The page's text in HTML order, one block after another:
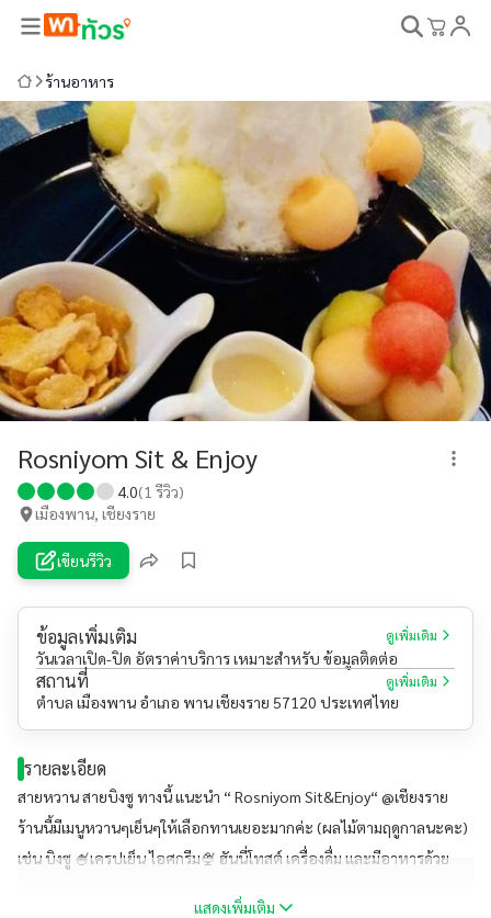
ร้านอาหาร
Rosniyom Sit & Enjoy
4.0(1 รีวิว)
เมืองพาน, เชียงราย
เขียนรีวิว
ข้อมูลเพิ่มเติม ดูเพิ่มเติม
วันเวลาเปิด-ปิด อัตราค่าบริการ เหมาะสำหรับ ข้อมูลติดต่อ
สถานที่ ดูเพิ่มเติม
ตำบล เมืองพาน อำเภอ พาน เชียงราย 57120 ประเทศไทย
รายละเอียด
สายหวาน สายบิงซู ทางนี้ แนะนำ “ Rosniyom Sit&Enjoy“ @เชียงราย
ร้านนี้มีเมนูหวานๆเย็นๆให้เลือกทานเยอะมากค่ะ (ผลไม้ตามฤดูกาลนะคะ)
เช่น บิงซู 🍧เครปเย็น ไอศกรีม🍨 ฮันนี่โทสต์ เครื่องดื่ม และมีอาหารด้วย
แสดงเพิ่มเติม